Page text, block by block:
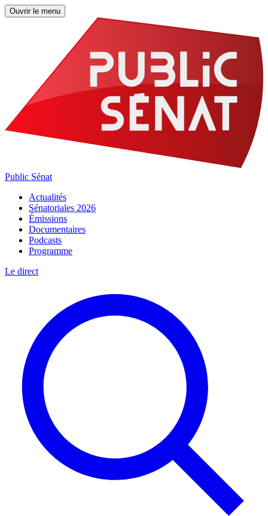
Ouvrir le menu
Public Sénat
Actualités
Sénatoriales 2026
Émissions
Documentaires
Podcasts
Programme
Le direct